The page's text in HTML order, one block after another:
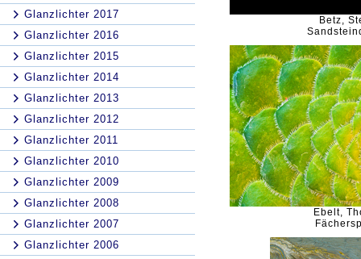
Glanzlichter 2017
Glanzlichter 2016
Glanzlichter 2015
Glanzlichter 2014
Glanzlichter 2013
Glanzlichter 2012
Glanzlichter 2011
Glanzlichter 2010
Glanzlichter 2009
Glanzlichter 2008
Glanzlichter 2007
Glanzlichter 2006
Betz,
Ebelt,